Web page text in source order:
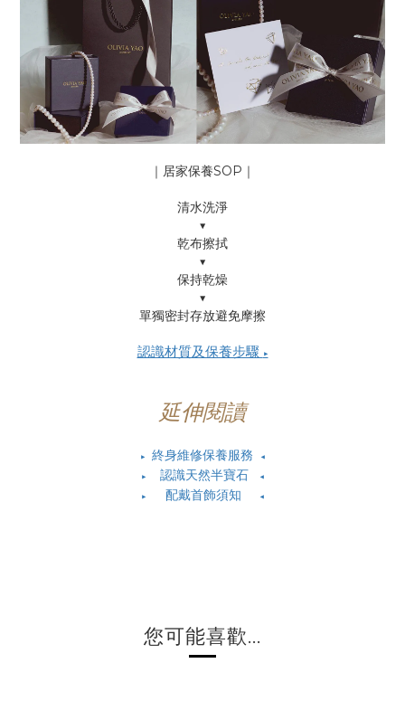
｜居家保養SOP｜
清水洗淨
▼
乾布擦拭
▼
保持乾燥
▼
單獨密封存放避免摩擦
認識材質及保養步驟 ▶
延伸閱讀
▶ 終身維修保養服務
◀
▶ 認識天然半寶石
◀
▶ 配戴首飾須知 ◀
您可能喜歡...